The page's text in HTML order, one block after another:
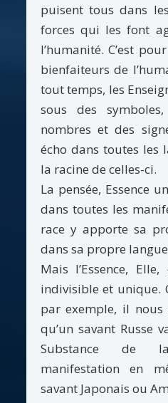
puisent tous dans
forces qui les font
l’humanité. C’est
bienfaiteurs de
tout temps, les
sous des
nombres et des
écho dans toutes les
la racine de celles-ci.
La pensée, Essence
dans toutes les
race y apporte sa
dans sa propre
Mais l’Essence,
indivisible et unique.
par exemple, il
qu’un savant Russe
Substance de
manifestation en
savant Japonais ou